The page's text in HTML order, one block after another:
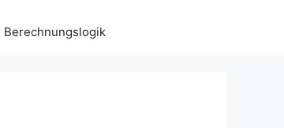
Berechnungslogik